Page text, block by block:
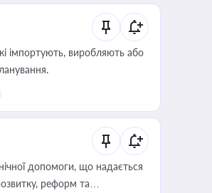
імпортують, виробляють або
допомоги, що надається
реформ та